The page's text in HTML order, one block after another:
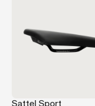
Sattel Sport